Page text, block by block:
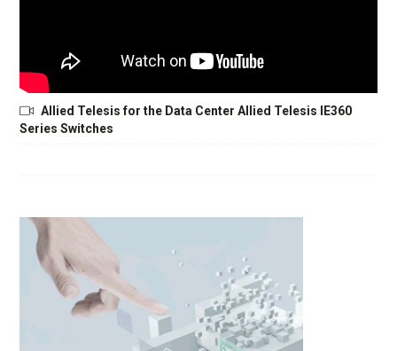
Allied Telesis for the Data Center Allied Telesis IE360
Series Switches